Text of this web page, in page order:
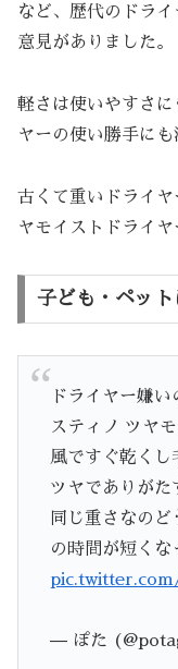
など、歴代のドラ
意見がありました。
軽さは使いやすさ
ヤーの使い勝手にも
古くて重いドライ
ヤモイストドライ
子ども・ペット
ドライヤー嫌
スティノ ツヤ
風ですぐ乾くし
ツヤでありがた
同じ重さなの
の時間が短くな
— ぽた